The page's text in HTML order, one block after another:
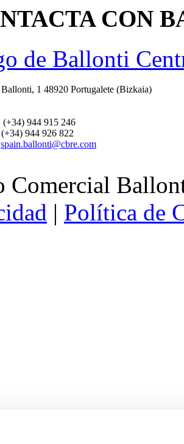
CON
1 48920 Portugalete (Bizkaia)
944 915 246
944 926 822
spain.ballonti@cbre.com
Comercial
| Política de